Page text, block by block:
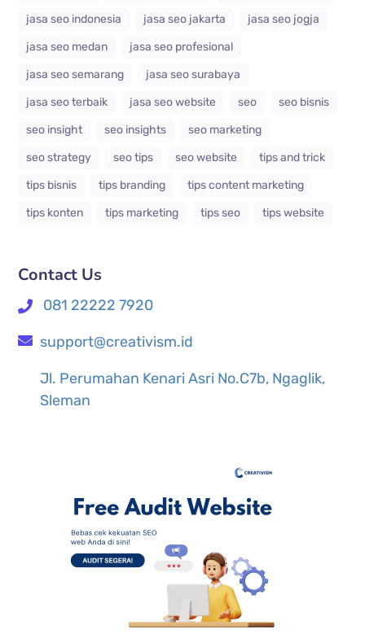
jasa seo indonesia
jasa seo jakarta
jasa seo jogja
jasa seo medan
jasa seo profesional
jasa seo semarang
jasa seo surabaya
jasa seo terbaik
jasa seo website seo
seo bisnis
seo insight
seo insights
seo marketing
seo strategy
seo tips seo website
tips and trick
tips bisnis
tips branding
tips content marketing
tips konten
tips marketing tips seo tips website
Contact Us
081 22222 7920
support@creativism.id
Jl. Perumahan Kenari Asri No.C7b, Ngaglik,
Sleman